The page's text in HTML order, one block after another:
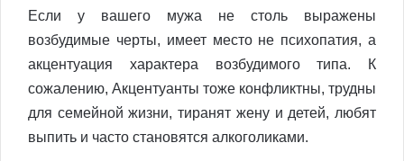
Если у вашего мужа не столь выражены
возбудимые черты, имеет место не психопатия, а
акцентуация характера возбудимого типа. К
сожалению, Акцентуанты тоже конфликтны, трудны
для семейной жизни, тиранят жену и детей, любят
выпить и часто становятся алкоголиками.